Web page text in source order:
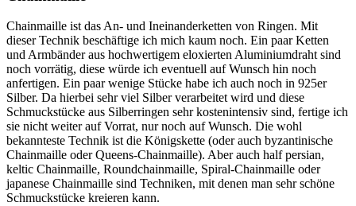
Chainmaille ist das An- und Ineinanderketten von Ringen. Mit
dieser Technik beschäftige ich mich kaum noch. Ein paar Ketten
und Armbänder aus hochwertigem eloxierten Aluminiumdraht sind
noch vorrätig, diese würde ich eventuell auf Wunsch hin noch
anfertigen. Ein paar wenige Stücke habe ich auch noch in 925er
Silber. Da hierbei sehr viel Silber verarbeitet wird und diese
Schmuckstücke aus Silberringen sehr kostenintensiv sind, fertige ich
sie nicht weiter auf Vorrat, nur noch auf Wunsch. Die wohl
bekannteste Technik ist die Königskette (oder auch byzantinische
Chainmaille oder Queens-Chainmaille). Aber auch half persian,
keltic Chainmaille, Roundchainmaille, Spiral-Chainmaille oder
japanese Chainmaille sind Techniken, mit denen man sehr schöne
Schmuckstücke kreieren kann.